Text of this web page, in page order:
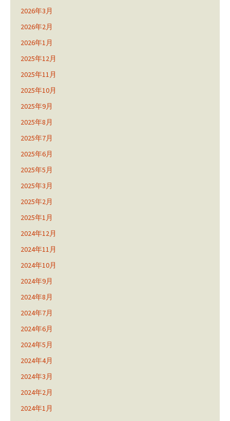
2026年3月
2026年2月
2026年1月
2025年12月
2025年11月
2025年10月
2025年9月
2025年8月
2025年7月
2025年6月
2025年5月
2025年3月
2025年2月
2025年1月
2024年12月
2024年11月
2024年10月
2024年9月
2024年8月
2024年7月
2024年6月
2024年5月
2024年4月
2024年3月
2024年2月
2024年1月